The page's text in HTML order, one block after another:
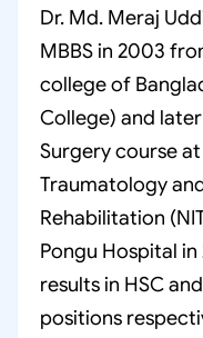
Dr. Md. Meraj
MBBS in 2003
college of
College) and
Surgery course
Traumatology
Rehabilitation
Pongu Hospital
results in HSC
positions